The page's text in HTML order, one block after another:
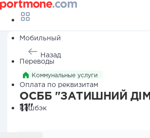
Мобильный
Переводы
Оплата по реквизитам
Кешбэк
Назад
Коммунальные услуги
ОСББ "ЗАТИШНИЙ ДІМ
11"